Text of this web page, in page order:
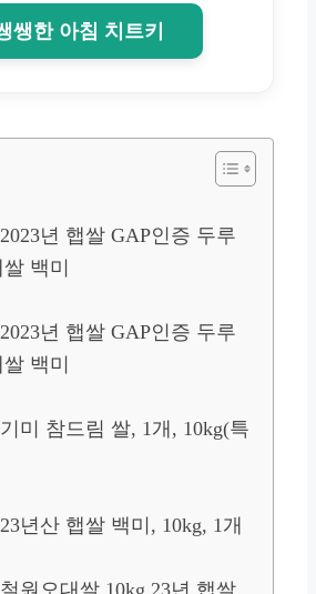
쌩한 아침 치트키
년 햅쌀 GAP인증 두루
백미
년 햅쌀 GAP인증 두루
백미
미 참드림 쌀, 1개, 10kg(특
년산 햅쌀 백미, 10kg, 1개